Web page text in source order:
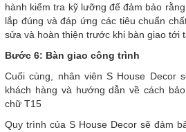
hành kiểm tra kỹ lưỡng để đảm bảo
lắp đúng và đáp ứng các tiêu chuẩn
sửa và hoàn thiện trước khi bàn giao tới
Bước 6: Bàn giao công trình
Cuối cùng, nhân viên S House Decor
khách hàng và hướng dẫn về cách
chữ T15
Quy trình của S House Decor sẽ đảm